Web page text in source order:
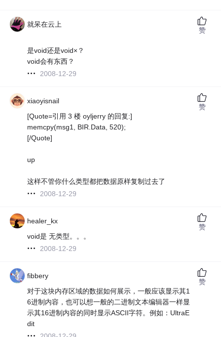
就呆在云上
是void还是void×？
void会有东西？
2008-12-29
赞
xiaoyisnail
[Quote=引用 3 楼 oyljerry 的回复:]
memcpy(msg1, BIR.Data, 520);
[/Quote]
up
这样不管你什么类型都把数据原样复制过去了
2008-12-29
赞
healer_kx
void是 无类型。。。
2008-12-29
赞
fibbery
对于这块内存区域的数据如何展示，一般应该显示其1
6进制内容，也可以想一般的二进制文本编辑器一样显
示其16进制内容的同时显示ASCII字符。例如：UltraE
dit
赞